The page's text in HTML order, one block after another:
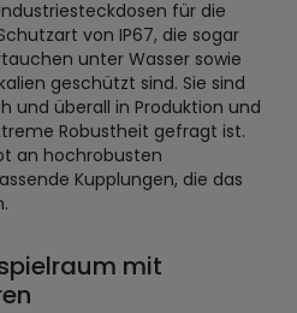
für die
von IP67, die sogar
unter Wasser sowie
geschützt sind. Sie sind
und überall in Produktion und
Robustheit gefragt ist.
an hochrobusten
Kupplungen, die das
mit